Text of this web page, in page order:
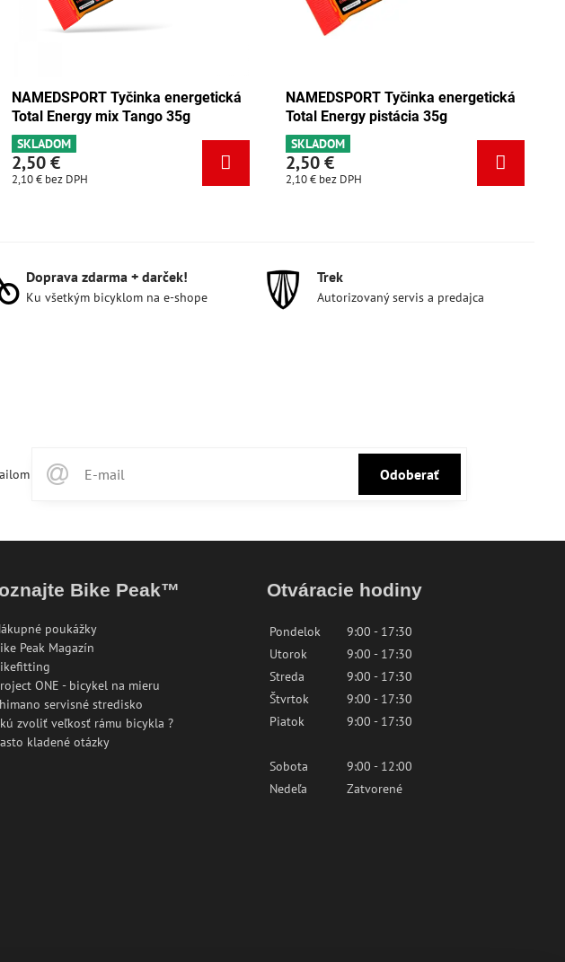
Tyčinka energetická
mix Karibik 35g
DPH
NAMEDSPORT Tyčinka energetická
Total Energy mix Tango 35g
SKLADOM
2,50 €
bez DPH
SKLADOM
2,50 €
Doprava zdarma + darček!
Ku všetkým bicyklom na e-shope
Trek
Autorizovaný servis a predajca
Odoberať
Bike Peak™
poukážky
Peak Magazín
ONE - bicykel na mieru
servisné stredisko
zvoliť veľkosť rámu bicykla ?
kladené otázky
Otváracie hodiny
Pondelok
9:00 - 17:30
Utorok
9:00 - 17:30
Streda
9:00 - 17:30
Štvrtok
9:00 - 17:30
Piatok
9:00 - 17:30
Sobota
9:00 - 12:00
Nedeľa
Zatvorené